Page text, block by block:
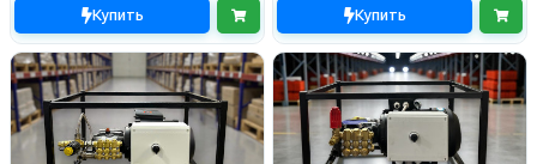
Купить Купить